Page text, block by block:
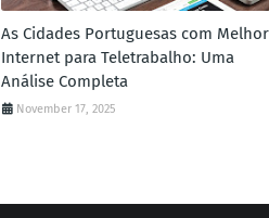
As Cidades Portuguesas com Melhor
Internet para Teletrabalho: Uma
Análise Completa
November 17, 2025